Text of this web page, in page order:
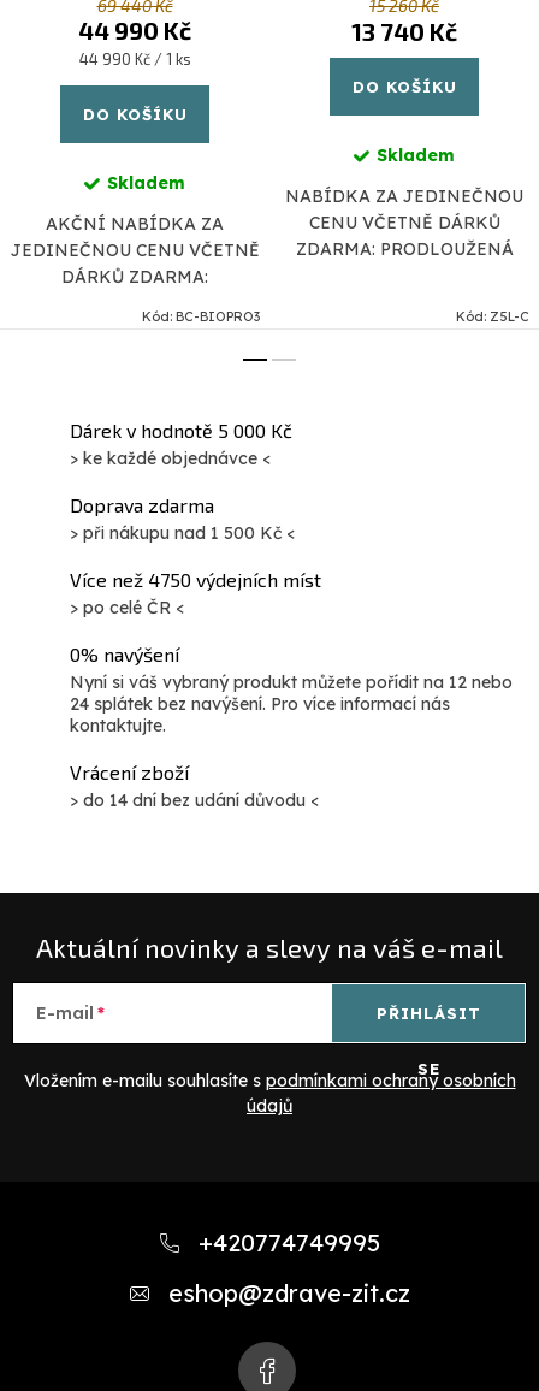
69 440 Kč
44 990 Kč
Měrná
cena:
44 990 Kč / 1 ks
DO KOŠÍKU
Skladem
AKČNÍ NABÍDKA ZA
JEDINEČNOU CENU VČETNĚ
DÁRKŮ ZDARMA:
Kód: BC-BIOPRO3
15 260 Kč
13 740 Kč
DO KOŠÍKU
Skladem
NABÍDKA ZA JEDINEČNOU
CENU VČETNĚ DÁRKŮ
ZDARMA: PRODLOUŽENÁ
OCHRANNÉ POUZDRO
Kód: Z5L-C
Dárek v hodnotě 5 000 Kč
> ke každé objednávce <
Doprava zdarma
> při nákupu nad 1 500 Kč <
Více než 4750 výdejních míst
> po celé ČR <
0% navýšení
Nyní si váš vybraný produkt můžete pořídit na 12 nebo
24 splátek bez navýšení. Pro více informací nás
kontaktujte.
Vrácení zboží
> do 14 dní bez udání důvodu <
Aktuální novinky a slevy na váš e-mail
E-mail
Vložením e-mailu souhlasíte s podmínkami ochrany osobních
údajů
PŘIHLÁSIT
SE
+420774749995
eshop@zdrave-zit.cz